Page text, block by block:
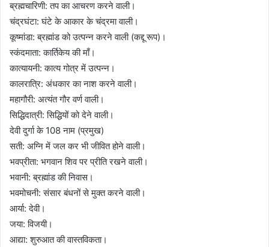
ब्रह्मचारिणी: तप का आचरण करने वाली।
चंद्रघंटा: घंटे के आकार के चंद्रमा वाली।
कूष्मांडा: ब्रह्मांड को उत्पन्न करने वाली (कद्दू रूप)।
स्कंदमाता: कार्तिकेय की माँ।
कात्यायनी: कात्य गोत्र में उत्पन्न।
कालरात्रि: अंधकार का नाश करने वाली।
महागौरी: अत्यंत गौर वर्ण वाली।
सिद्धिदात्री: सिद्धियों को देने वाली।
देवी दुर्गा के 108 नाम (प्रमुख)
सती: अग्नि में जल कर भी जीवित होने वाली।
भवप्रीता: भगवान शिव पर प्रीति रखने वाली।
भवानी: ब्रह्मांड की निवास।
भवमोचनी: संसार बंधनों से मुक्त करने वाली।
आर्या: देवी।
जया: विजयी।
आद्या: शुरुआत की वास्तविकता।